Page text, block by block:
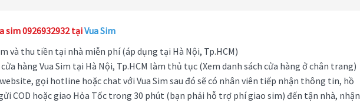
sim 0926932932 tạiVua Sim
và thu tiền tại nhà miễn phí (áp dụng tại Hà Nội, Tp.HCM)
hàng Vua Sim tại Hà Nội, Tp.HCM làm thủ tục (Xem danh sách cửa hàng ở chân trang)
gọi hotline hoặc chat với Vua Sim sau đó sẽ có nhân viên tiếp nhận thông tin, hồ
COD hoặc giao Hỏa Tốc trong 30 phút (bạn phải hỗ trợ phí giao sim) đến tận nhà, nhận